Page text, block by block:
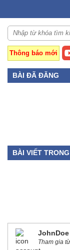
Thông báo mới
BÀI ĐÃ ĐĂNG
BÀI VIẾT
JohnDoe
Tham gia